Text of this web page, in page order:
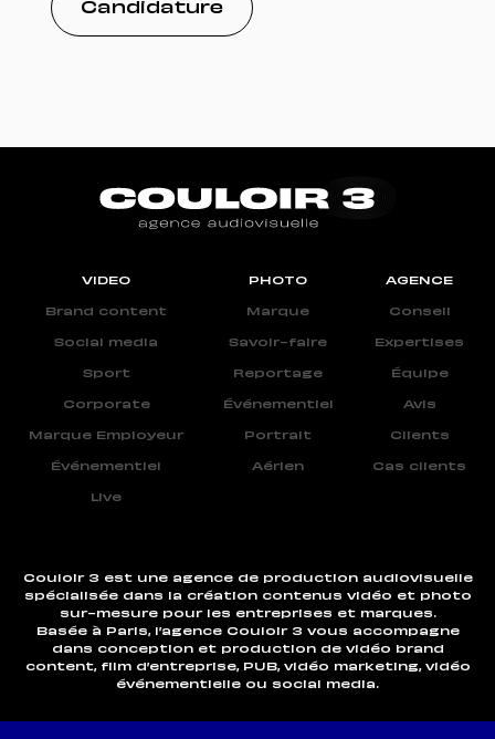
Candidature
VIDEO
Brand content
Social media
Sport
Corporate
Marque Employeur
Événementiel
Live
PHOTO
Marque
Savoir-faire
Reportage
Événementiel
Portrait
Aérien
AGENCE
Conseil
Expertises
Équipe
Avis
Clients
Cas clients
Couloir 3 est une agence de production audiovisuelle
spécialisée dans la création contenus vidéo et photo
sur-mesure pour les entreprises et marques.
Basée à Paris, l’agence Couloir 3 vous accompagne
dans conception et production de vidéo brand
content, film d’entreprise, PUB, vidéo marketing, vidéo
événementielle ou social media.